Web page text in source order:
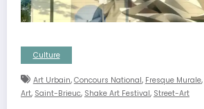
Culture
Art Urbain, Concours National, Fresque Murale,
Art, Saint-Brieuc, Shake Art Festival, Street-Art